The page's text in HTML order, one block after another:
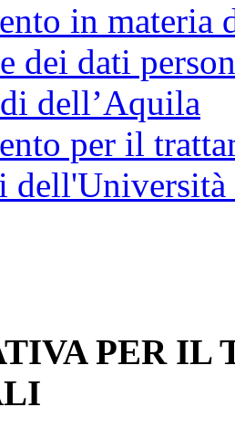
in materia
dei dati
dell’Aquila
per il
PER IL